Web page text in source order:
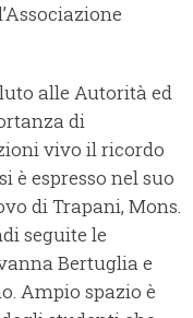
alle Autorità ed
di
vivo il ricordo
è espresso nel suo
di Trapani, Mons.
seguite le
Bertuglia e
Ampio spazio è